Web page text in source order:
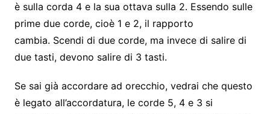
è sulla corda 4 e la sua ottava sulla 2. Essendo sulle
prime due corde, cioè 1 e 2, il rapporto
cambia. Scendi di due corde, ma invece di salire di
due tasti, devono salire di 3 tasti.
Se sai già accordare ad orecchio, vedrai che questo
è legato all’accordatura, le corde 5, 4 e 3 si